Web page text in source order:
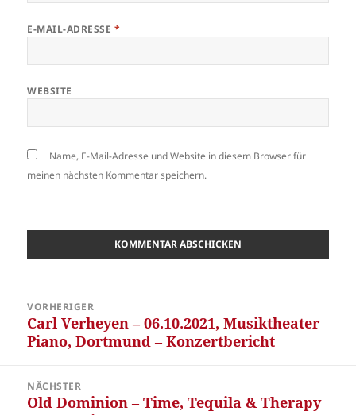
E-MAIL-ADRESSE *
WEBSITE
Name, E-Mail-Adresse und Website in diesem Browser für
meinen nächsten Kommentar speichern.
VORHERIGER
Vorheriger
Beitrag:
Carl Verheyen – 06.10.2021, Musiktheater
Piano, Dortmund – Konzertbericht
NÄCHSTER
Nächster
Old Dominion – Time, Tequila & Therapy